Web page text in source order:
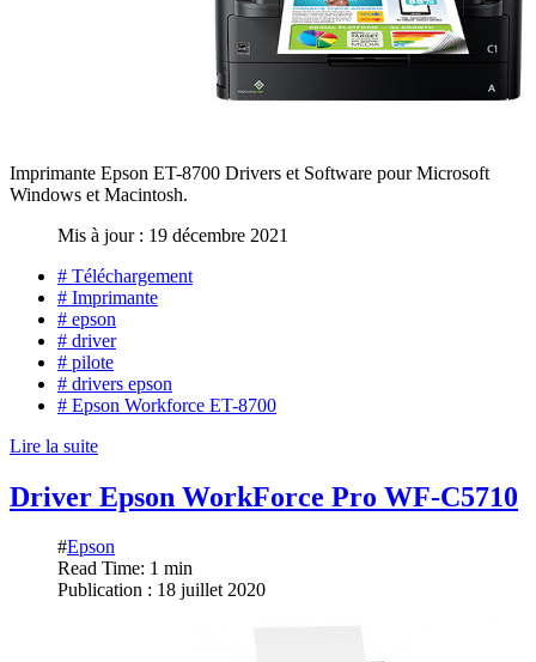
Imprimante Epson ET-8700 Drivers et Software pour Microsoft
Windows et Macintosh.
Mis à jour : 19 décembre 2021
# Téléchargement
# Imprimante
# epson
# driver
# pilote
# drivers epson
# Epson Workforce ET-8700
Lire la suite
Driver Epson WorkForce Pro WF-C5710
#Epson
Read Time: 1 min
Publication : 18 juillet 2020